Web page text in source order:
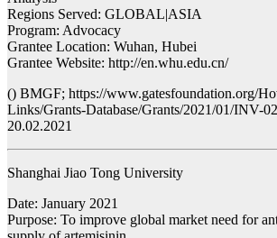
Regions Served: GLOBAL|ASIA
Program: Advocacy
Grantee Location: Wuhan, Hubei
Grantee Website: http://en.whu.edu.cn/
() BMGF; https://www.gatesfoundation.org/
Links/Grants-Database/Grants/2021/01/INV-
20.02.2021
Shanghai Jiao Tong University
Date: January 2021
Purpose: To improve global market need for